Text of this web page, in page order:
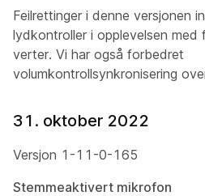
Feilrettinger i denne versjonen
lydkontroller i opplevelsen med
verter. Vi har også forbedret
volumkontrollsynkronisering
31. oktober 2022
Versjon 1-11-0-165
Stemmeaktivert mikrofon